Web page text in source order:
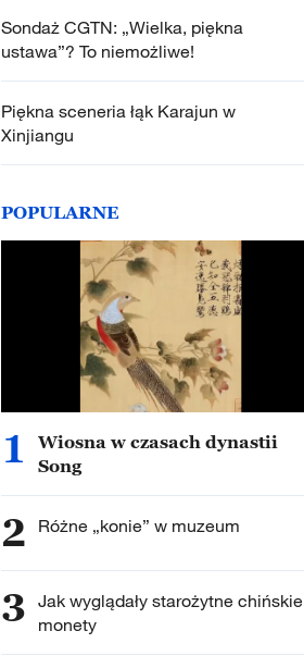
Sondaż CGTN: „Wielka, piękna
ustawa”? To niemożliwe!
Piękna sceneria łąk Karajun w
Xinjiangu
POPULARNE
1
Wiosna w czasach dynastii
Song
2 Różne „konie” w muzeum
3 Jak wyglądały starożytne chińskie
monety